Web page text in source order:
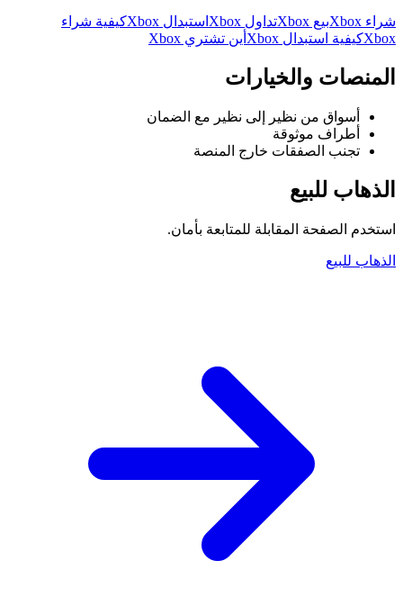
شراء Xbox بيع Xbox تداول Xbox استبدال Xbox
كيفية شراء
Xboxكيفية استبدال Xbox أين تشتري Xbox
المنصات والخيارات
أسواق من نظير إلى نظير مع الضمان
أطراف موثوقة
تجنب الصفقات خارج المنصة
الذهاب للبيع
استخدم الصفحة المقابلة للمتابعة بأمان.
الذهاب للبيع